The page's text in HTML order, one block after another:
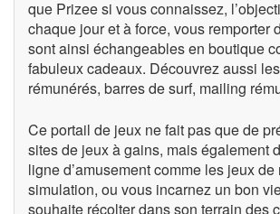
que Prizee si vous connaissez,
chaque jour et à force, vous remporter
sont ainsi échangeables en boutique
fabuleux cadeaux. Découvrez aussi
rémunérés, barres de surf, mailing
Ce portail de jeux ne fait pas que de
sites de jeux à gains, mais également
ligne d’amusement comme les jeux
simulation, ou vous incarnez un bon
souhaite récolter dans son terrain des